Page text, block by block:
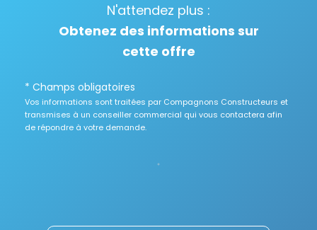
N'attendez plus :
Obtenez des informations sur
cette offre
* Champs obligatoires
Vos informations sont traitées par Compagnons Constructeurs et
transmises à un conseiller commercial qui vous contactera afin
de répondre à votre demande.